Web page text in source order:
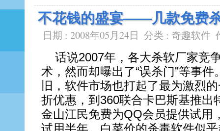
不花钱的盛宴——几款免费
日期 : 2008年05月24日 分类 : 奇趣软件
话说2007年，各大杀软厂家竞
术，然而却曝出了“误杀门”等事
旧，软件市场也打起了最为激烈
折优惠，到360联合卡巴斯基推出
金山江民免费为QQ会员提供试用